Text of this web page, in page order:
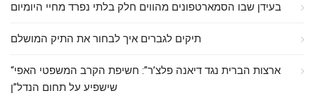
בעידן שבו הסמארטפונים מהווים חלק בלתי נפרד מחיי היומיום
תיקים לגברים איך לבחור את התיק המושלם
“ארצות הברית נגד דיאנה פלצ’ר”: חשיפת הקרב המשפטי האפי
שישפיע על תחום הנדל”ן